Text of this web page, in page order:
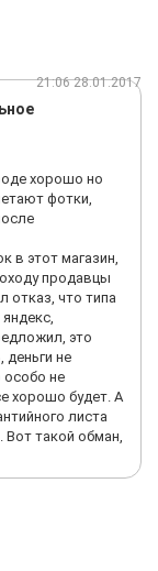
21:06 28.01.2017
хорошо но
фотки,
в этот магазин,
продавцы
отказ, что типа
это
не
особо не
хорошо будет. А
листа
Вот такой обман,